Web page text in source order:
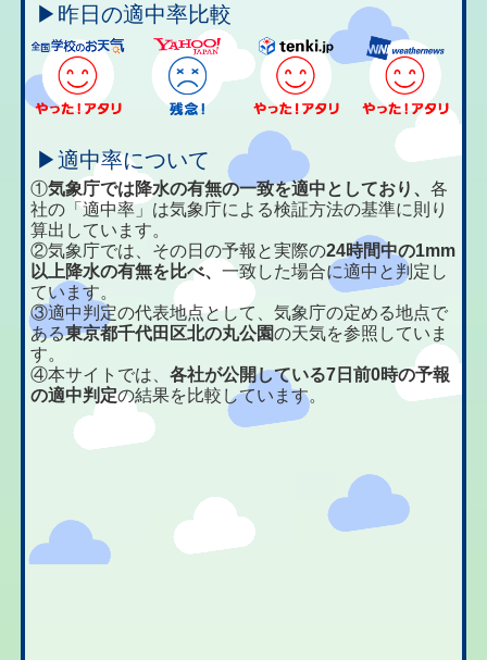
▶昨日の適中率比較
▶適中率について
①気象庁では降水の有無の一致を適中としており、各
社の「適中率」は気象庁による検証方法の基準に則り
算出しています。
②気象庁では、その日の予報と実際の24時間中の1mm
以上降水の有無を比べ、一致した場合に適中と判定し
ています。
③適中判定の代表地点として、気象庁の定める地点で
ある東京都千代田区北の丸公園の天気を参照していま
す。
④本サイトでは、各社が公開している7日前0時の予報
の適中判定の結果を比較しています。